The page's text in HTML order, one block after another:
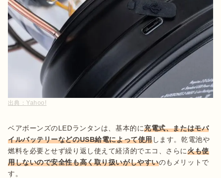
出典：Yahoo!
ベアボーンズのLEDランタンは、基本的に充電式、またはモバ
イルバッテリーなどのUSB給電によって使用します。乾電池や
燃料を必要とせず繰り返し使えて経済的でエコ、さらに火も使
用しないので安全性も高く取り扱いがしやすいのもメリットで
す。